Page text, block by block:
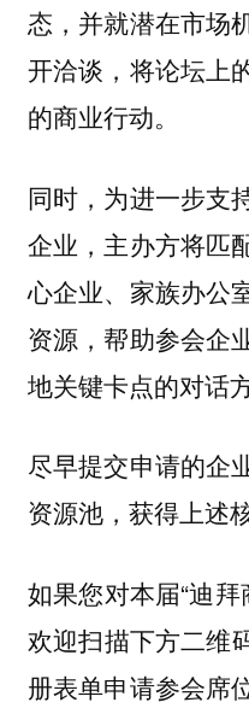
态，并就潜在市场
开洽谈，将论坛上
的商业行动。
同时，为进一步支
企业 ，主办方将匹
心企业、家族办公
资源，帮助参会企
地关键卡点的对话方
尽早提交申请的企
资源池，获得上述
如果您对本届“迪拜
欢迎扫描下方二维
册表单申请参会席